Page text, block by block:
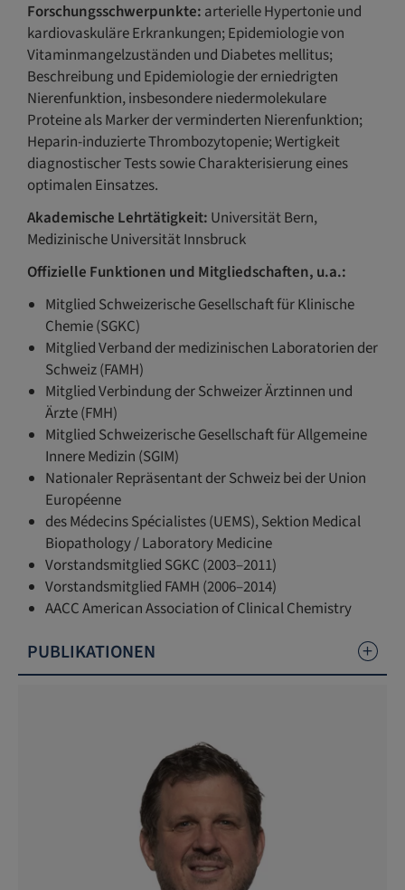
Forschungsschwerpunkte: arterielle Hypertonie und
kardiovaskuläre Erkrankungen; Epidemiologie von
Vitaminmangelzuständen und Diabetes mellitus;
Beschreibung und Epidemiologie der erniedrigten
Nierenfunktion, insbesondere niedermolekulare
Proteine als Marker der verminderten Nierenfunktion;
Heparin-induzierte Thrombozytopenie; Wertigkeit
diagnostischer Tests sowie Charakterisierung eines
optimalen Einsatzes.
Akademische Lehrtätigkeit: Universität Bern,
Medizinische Universität Innsbruck
Offizielle Funktionen und Mitgliedschaften, u.a.:
Mitglied Schweizerische Gesellschaft für Klinische
Chemie (SGKC)
Mitglied Verband der medizinischen Laboratorien der
Schweiz (FAMH)
Mitglied Verbindung der Schweizer Ärztinnen und
Ärzte (FMH)
Mitglied Schweizerische Gesellschaft für Allgemeine
Innere Medizin (SGIM)
Nationaler Repräsentant der Schweiz bei der Union
Européenne
des Médecins Spécialistes (UEMS), Sektion Medical
Biopathology / Laboratory Medicine
Vorstandsmitglied SGKC (2003–2011)
Vorstandsmitglied FAMH (2006–2014)
AACC American Association of Clinical Chemistry
PUBLIKATIONEN